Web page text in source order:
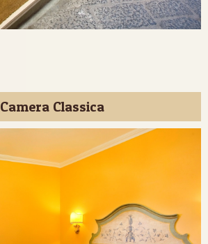
Camera Classica